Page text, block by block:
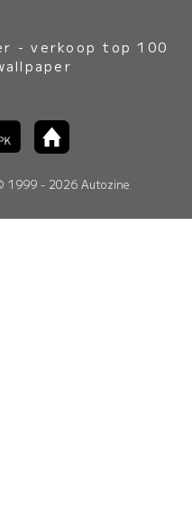
-verkoop top 100
1999 - 2026 Autozine